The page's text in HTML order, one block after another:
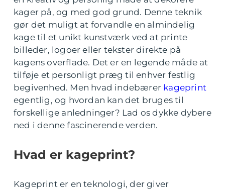
kager på, og med god grund. Denne teknik
gør det muligt at forvandle en almindelig
kage til et unikt kunstværk ved at printe
billeder, logoer eller tekster direkte på
kagens overflade. Det er en legende måde at
tilføje et personligt præg til enhver festlig
begivenhed. Men hvad indebærer kageprint
egentlig, og hvordan kan det bruges til
forskellige anledninger? Lad os dykke dybere
ned i denne fascinerende verden.
Hvad er kageprint?
Kageprint er en teknologi, der giver